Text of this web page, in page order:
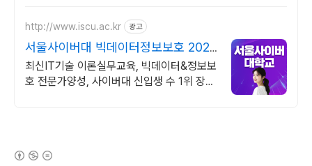
http://www.iscu.ac.kr 광고
서울사이버대 빅데이터정보보호 2026
가을학기 신편입생
최신IT기술 이론실무교육, 빅데이터&정보보
호 전문가양성, 사이버대 신입생 수 1위 장학